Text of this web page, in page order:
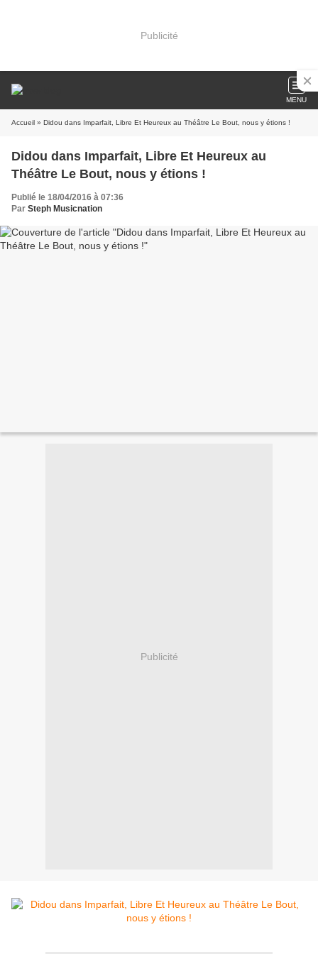
Publicité
MENU
Accueil » Didou dans Imparfait, Libre Et Heureux au Théâtre Le Bout, nous y étions !
Didou dans Imparfait, Libre Et Heureux au
Théâtre Le Bout, nous y étions !
Publié le 18/04/2016 à 07:36
Par Steph Musicnation
Publicité